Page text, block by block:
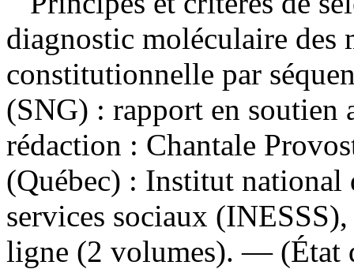
diagnostic moléculaire des
constitutionnelle par
(SNG) : rapport en
rédaction : Chantale
(Québec) : Institut national
services sociaux
ligne (2 volumes). — (État